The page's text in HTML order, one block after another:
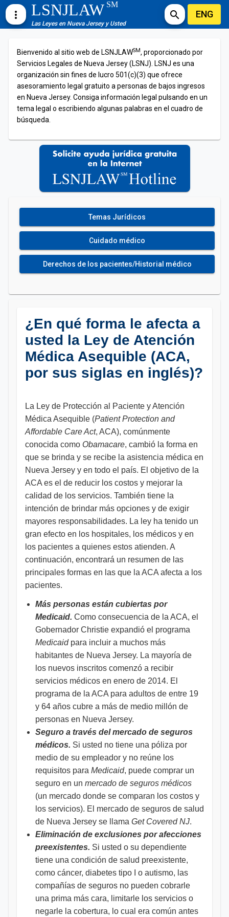
more_vert LSNJLAWSM
Las Leyes en Nueva Jersey y Usted
search ENG
Bienvenido al sitio web de LSNJLAWSM, proporcionado por
Servicios Legales de Nueva Jersey (LSNJ). LSNJ es una
organización sin fines de lucro 501(c)(3) que ofrece
asesoramiento legal gratuito a personas de bajos ingresos
en Nueva Jersey. Consiga información legal pulsando en un
tema legal o escribiendo algunas palabras en el cuadro de
búsqueda.
Temas Jurídicos
Cuidado médico
Derechos de los pacientes/Historial médico
¿En qué forma le afecta a
usted la Ley de Atención
Médica Asequible (ACA,
por sus siglas en inglés)?
La Ley de Protección al Paciente y Atención
Médica Asequible (Patient Protection and
Affordable Care Act, ACA), comúnmente
conocida como Obamacare, cambió la forma en
que se brinda y se recibe la asistencia médica en
Nueva Jersey y en todo el país. El objetivo de la
ACA es el de reducir los costos y mejorar la
calidad de los servicios. También tiene la
intención de brindar más opciones y de exigir
mayores responsabilidades. La ley ha tenido un
gran efecto en los hospitales, los médicos y en
los pacientes a quienes estos atienden. A
continuación, encontrará un resumen de las
principales formas en las que la ACA afecta a los
pacientes.
Más personas están cubiertas por
Medicaid. Como consecuencia de la ACA, el
Gobernador Christie expandió el programa
Medicaidpara incluir a muchos más
habitantes de Nueva Jersey. La mayoría de
los nuevos inscritos comenzó a recibir
servicios médicos en enero de 2014. El
programa de la ACA para adultos de entre 19
y 64 años cubre a más de medio millón de
personas en Nueva Jersey.
Seguro a través del mercado de seguros
médicos. Si usted no tiene una póliza por
medio de su empleador y no reúne los
requisitos para Medicaid, puede comprar un
seguro en un mercado de seguros médicos
(un mercado donde se comparan los costos y
los servicios). El mercado de seguros de salud
de Nueva Jersey se llama Get Covered NJ.
Eliminación de exclusiones por afecciones
preexistentes. Si usted o su dependiente
tiene una condición de salud preexistente,
como cáncer, diabetes tipo I o autismo, las
compañías de seguros no pueden cobrarle
una prima más cara, limitarle los servicios o
negarle la cobertura, lo cual era común antes